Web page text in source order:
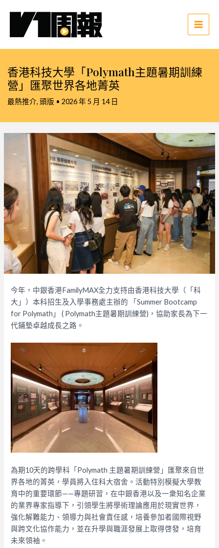
Main
香港科技大學「Polymath主題暑期訓練
營」匯聚世界各地菁英
最熱推介, 頭版 • 2026 年 5 月 14 日
今年，中銀香港FamilyMAX全力支持由香港科技大學（「科
大」）本科招生及入學事務處主辦的 「Summer Bootcamp
for Polymath」 ( Polymath主題暑期訓練營)，協助家長為下一
代鋪墊卓越成長之路。
為期10天的跨學科「Polymath 主題暑期訓練營」匯聚來自世
界各地的菁英，學員將入住科大宿舍。活動特別模擬大學教
育中的重要環節——專題研習，在中銀香港以及一衆知名企業
的業界專家指導下，引領學生將學術理論應用於現實世界，
強化解難能力、領導力與社會責任感，培養參加者國際視野
與跨文化協作能力，並在升學與職涯發展上取得啓發，培育
未來領袖。